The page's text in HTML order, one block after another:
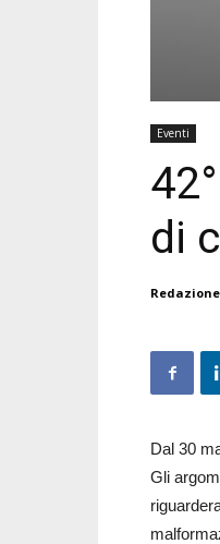
Eventi
di
Redazione
Dal 30
Gli